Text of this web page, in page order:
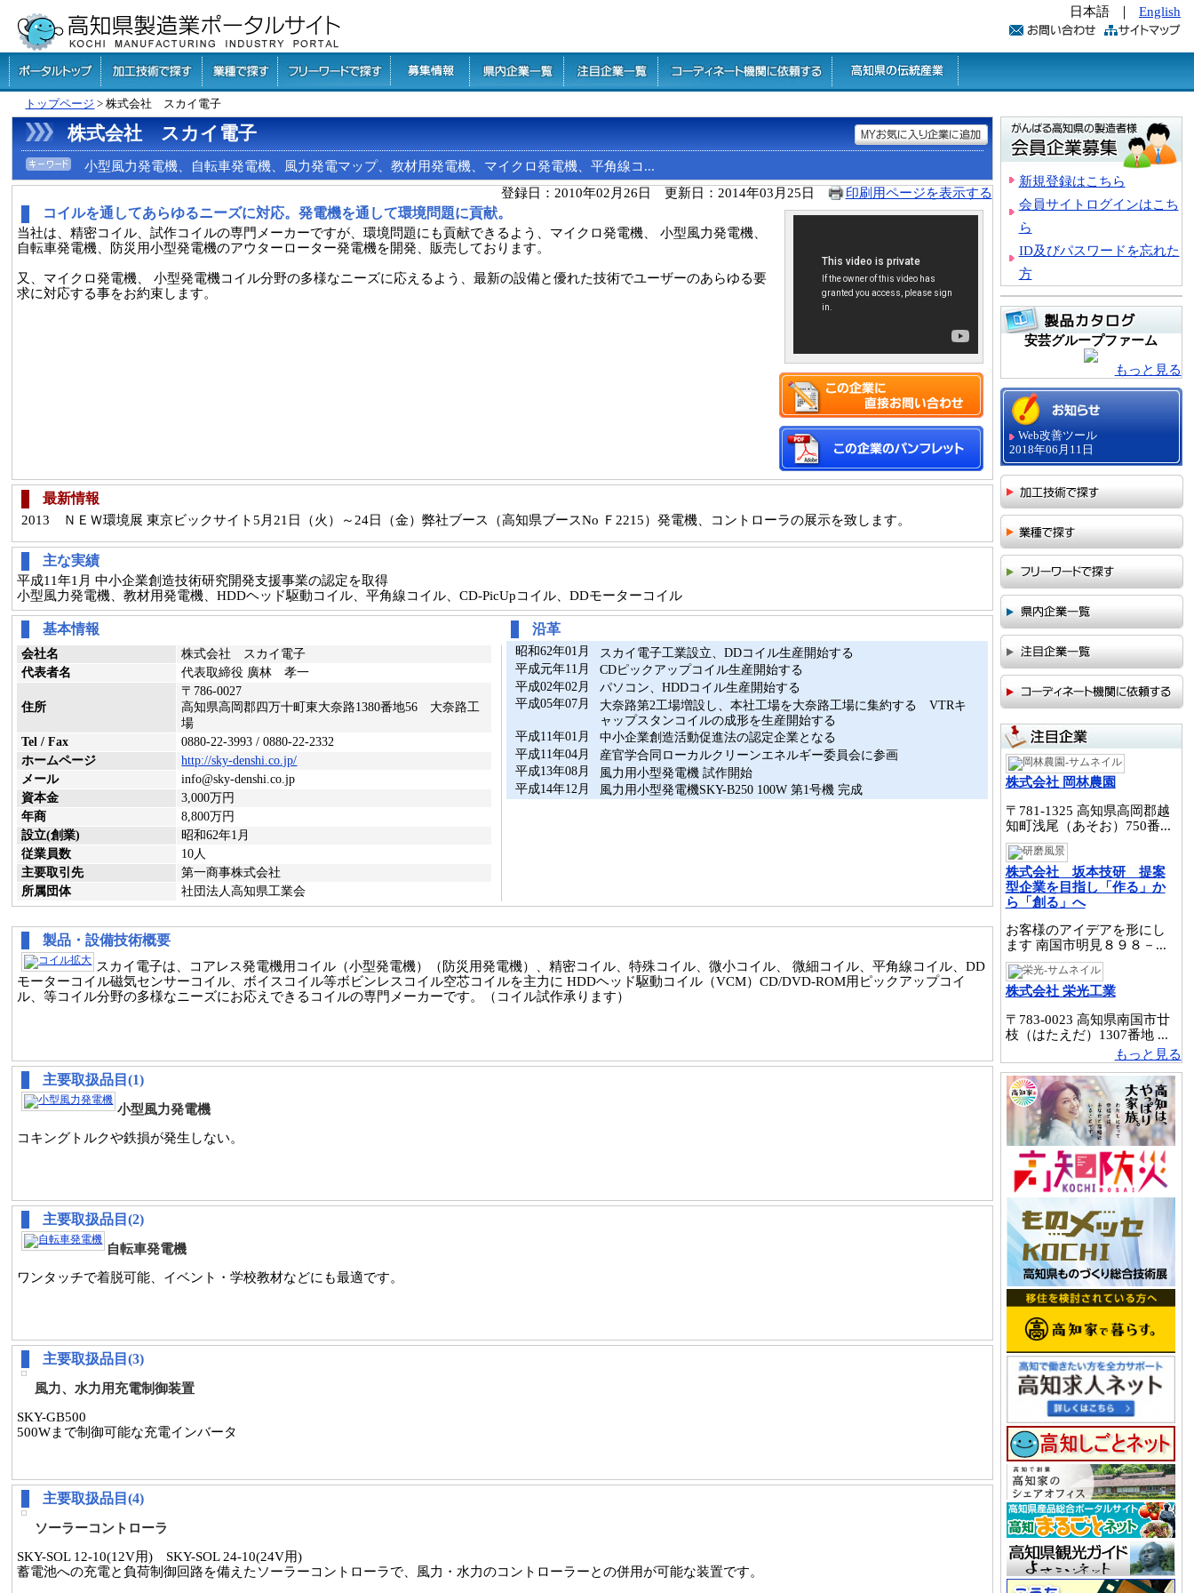
日本語 English
トップページ > 株式会社 スカイ電子
株式会社 スカイ電子
小型風力発電機、自転車発電機、風力発電マップ、教材用発電機、マイクロ発電機、平角線コ...
登録日：2010年02月26日 更新日：2014年03月25日
印刷用ページを表示する
コイルを通してあらゆるニーズに対応。発電機を通して環境問題に貢献。
当社は、精密コイル、試作コイルの専門メーカーですが、環境問題にも貢献できるよう、マイクロ発電機、 小型風力発電機、
自転車発電機、防災用小型発電機のアウターローター発電機を開発、販売しております。
又、マイクロ発電機、 小型発電機コイル分野の多様なニーズに応えるよう、最新の設備と優れた技術でユーザーのあらゆる要
求に対応する事をお約束します。
最新情報
2013 ＮＥＷ環境展 東京ビックサイト5月21日（火）～24日（金）弊社ブース（高知県ブースNo Ｆ2215）発電機、コントローラの展示を致します。
主な実績
平成11年1月 中小企業創造技術研究開発支援事業の認定を取得
小型風力発電機、教材用発電機、HDDヘッド駆動コイル、平角線コイル、CD-PicUpコイル、DDモーターコイル
基本情報
会社名
株式会社 スカイ電子
代表者名
代表取締役 廣林 孝一
住所
〒786-0027
高知県高岡郡四万十町東大奈路1380番地56 大奈路工
場
Tel / Fax
0880-22-3993 / 0880-22-2332
ホームページ
http://sky-denshi.co.jp/
メール
info@sky-denshi.co.jp
資本金
3,000万円
年商
8,800万円
設立(創業)
昭和62年1月
従業員数
10人
主要取引先
第一商事株式会社
所属団体
社団法人高知県工業会
沿革
昭和62年01月
スカイ電子工業設立、DDコイル生産開始する
平成元年11月
CDピックアップコイル生産開始する
平成02年02月
パソコン、HDDコイル生産開始する
平成05年07月
大奈路第2工場増設し、本社工場を大奈路工場に集約する VTRキ
ャップスタンコイルの成形を生産開始する
平成11年01月
中小企業創造活動促進法の認定企業となる
平成11年04月
産官学合同ローカルクリーンエネルギー委員会に参画
平成13年08月
風力用小型発電機 試作開始
平成14年12月
風力用小型発電機SKY-B250 100W 第1号機 完成
製品・設備技術概要
スカイ電子は、コアレス発電機用コイル（小型発電機）（防災用発電機）、精密コイル、特殊コイル、微小コイル、 微細コイル、平角線コイル、DD
モーターコイル磁気センサーコイル、ボイスコイル等ボビンレスコイル空芯コイルを主力に HDDヘッド駆動コイル（VCM）CD/DVD-ROM用ピックアップコイ
ル、等コイル分野の多様なニーズにお応えできるコイルの専門メーカーです。（コイル試作承ります）
主要取扱品目(1)
小型風力発電機
コキングトルクや鉄損が発生しない。
主要取扱品目(2)
自転車発電機
ワンタッチで着脱可能、イベント・学校教材などにも最適です。
主要取扱品目(3)
風力、水力用充電制御装置
SKY-GB500
500Wまで制御可能な充電インバータ
主要取扱品目(4)
ソーラーコントローラ
SKY-SOL 12-10(12V用) SKY-SOL 24-10(24V用)
蓄電池への充電と負荷制御回路を備えたソーラーコントローラで、風力・水力のコントローラーとの併用が可能な装置です。
新規登録はこちら
会員サイトログインはこち
ら
ID及びパスワードを忘れた
方
安芸グループファーム
もっと見る
Web改善ツール
2018年06月11日
株式会社 岡林農園
〒781-1325 高知県高岡郡越
知町浅尾（あそお）750番...
株式会社 坂本技研 提案
型企業を目指し「作る」か
ら「創る」へ
お客様のアイデアを形にし
ます 南国市明見８９８－...
株式会社 栄光工業
〒783-0023 高知県南国市廿
枝（はたえだ）1307番地 ...
もっと見る